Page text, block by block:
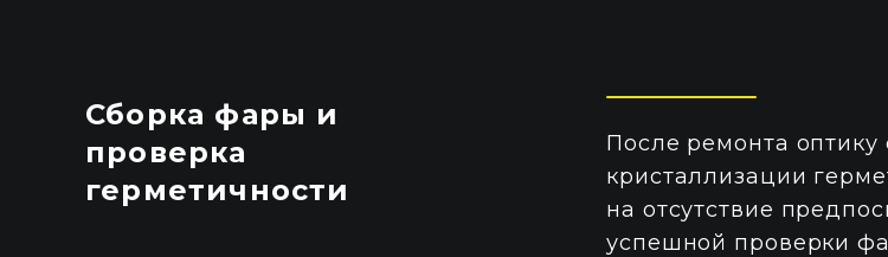
Сборка фары и
проверка
герметичности
После ремонта
кристаллизации
на отсутствие
успешной проверки